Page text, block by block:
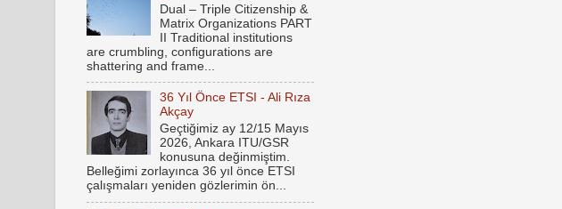
Dual – Triple Citizenship &
Matrix Organizations PART
II Traditional institutions
are crumbling, configurations are
shattering and frame...
36 Yıl Önce ETSI - Ali Rıza
Akçay
Geçtiğimiz ay 12/15 Mayıs
2026, Ankara ITU/GSR
konusuna değinmiştim.
Belleğimi zorlayınca 36 yıl önce ETSI
çalışmaları yeniden gözlerimin ön...